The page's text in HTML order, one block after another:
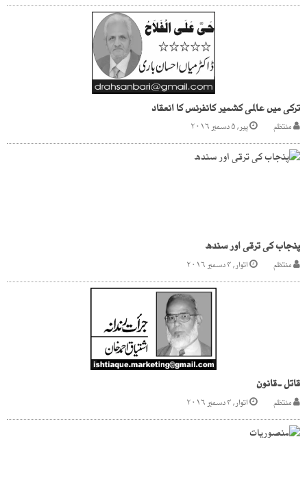
ترکی میں عالمی کشمیر کانفرنس کا انعقاد
منتظم پیر, ۵ دسمبر ۲۰۱۶
پنجاب کی ترقی اور سندھ
منتظم اتوار, ۴ دسمبر ۲۰۱۶
قاتل ۔قانون
منتظم اتوار, ۴ دسمبر ۲۰۱۶